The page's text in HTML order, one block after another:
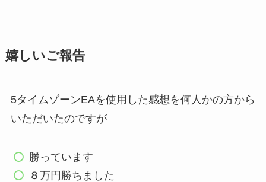
嬉しいご報告
5タイムゾーンEAを使用した感想を何人かの方から
いただいたのですが
勝っています
８万円勝ちました